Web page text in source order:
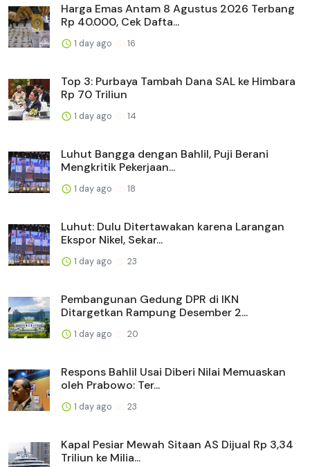
Harga Emas Antam 8 Agustus 2026 Terbang
Rp 40.000, Cek Dafta...
1 day ago 16
Top 3: Purbaya Tambah Dana SAL ke Himbara
Rp 70 Triliun
1 day ago 14
Luhut Bangga dengan Bahlil, Puji Berani
Mengkritik Pekerjaan...
1 day ago 18
Luhut: Dulu Ditertawakan karena Larangan
Ekspor Nikel, Sekar...
1 day ago 23
Pembangunan Gedung DPR di IKN
Ditargetkan Rampung Desember 2...
1 day ago 20
Respons Bahlil Usai Diberi Nilai Memuaskan
oleh Prabowo: Ter...
1 day ago 23
Kapal Pesiar Mewah Sitaan AS Dijual Rp 3,34
Triliun ke Milia...